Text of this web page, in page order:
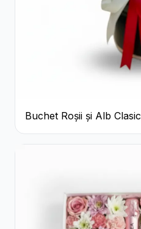
Buchet Roșii și Alb Clasic